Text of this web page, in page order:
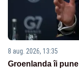
8 aug. 2026, 13:35
Groenlanda îi